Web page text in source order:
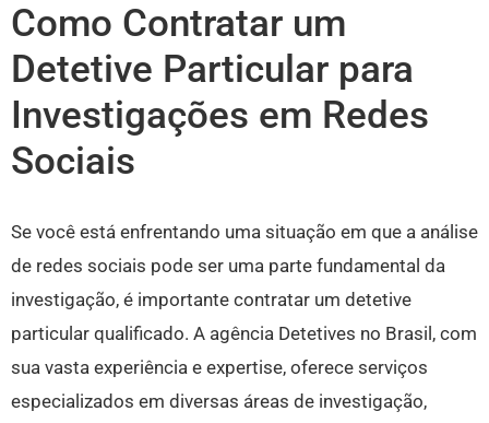
Como Contratar um
Detetive Particular para
Investigações em Redes
Sociais
Se você está enfrentando uma situação em que a análise
de redes sociais pode ser uma parte fundamental da
investigação, é importante contratar um detetive
particular qualificado. A agência Detetives no Brasil, com
sua vasta experiência e expertise, oferece serviços
especializados em diversas áreas de investigação,